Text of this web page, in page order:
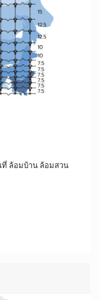
ที่ ล้อมบ้าน ล้อมสวน